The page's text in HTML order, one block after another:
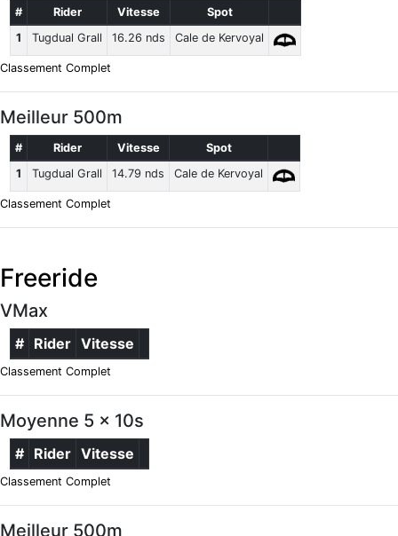
# Rider Vitesse
Spot
1
Tugdual Grall 16.26 nds Cale de Kervoyal
Classement Complet
Meilleur 500m
# Rider Vitesse
Spot
1
Tugdual Grall 14.79 nds Cale de Kervoyal
Classement Complet
Freeride
VMax
# Rider Vitesse
Classement Complet
Moyenne 5 x 10s
# Rider Vitesse
Classement Complet
Meilleur 500m